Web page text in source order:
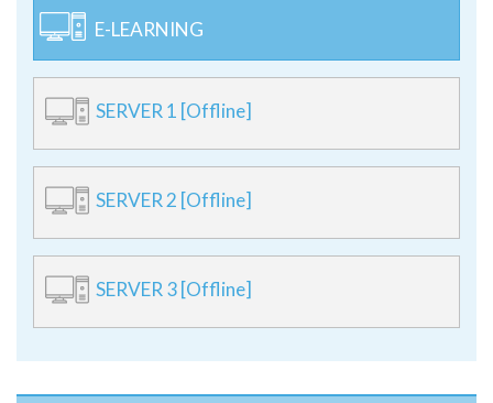
E-LEARNING
SERVER 1 [Offline]
SERVER 2 [Offline]
SERVER 3 [Offline]